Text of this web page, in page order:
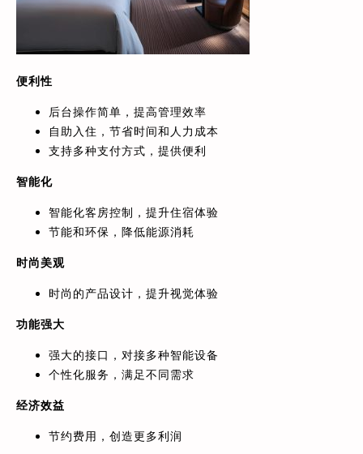
便利性
后台操作简单，提高管理效率
自助入住，节省时间和人力成本
支持多种支付方式，提供便利
智能化
智能化客房控制，提升住宿体验
节能和环保，降低能源消耗
时尚美观
时尚的产品设计，提升视觉体验
功能强大
强大的接口，对接多种智能设备
个性化服务，满足不同需求
经济效益
节约费用，创造更多利润